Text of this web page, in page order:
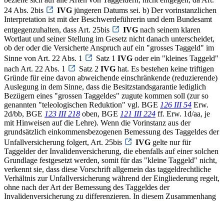
24 Abs. 2bis
IVG jüngeren Datums sei. b) Der vorinstanzlichen
Interpretation ist mit der Beschwerdeführerin und dem Bundesamt
entgegenzuhalten, dass Art. 25bis
IVG nach seinem klaren
Wortlaut und seiner Stellung im Gesetz nicht danach unterscheidet,
ob der oder die Versicherte Anspruch auf ein "grosses Taggeld" im
Sinne von Art. 22 Abs. 1
Satz 1 IVG oder ein "kleines Taggeld"
nach Art. 22 Abs. 1
Satz 2 IVG hat. Es bestehen keine triftigen
Gründe für eine davon abweichende einschränkende (reduzierende)
Auslegung in dem Sinne, dass die Besitzstandsgarantie lediglich
Bezügern eines "grossen Taggeldes" zugute kommen soll (zur so
genannten "teleologischen Reduktion" vgl. BGE 126 III 54 Erw.
2d/bb, BGE 123 III 218 oben, BGE 121 III 224 ff. Erw. 1d/aa, je
mit Hinweisen auf die Lehre). Wenn die Vorinstanz aus der
grundsätzlich einkommensbezogenen Bemessung des Taggeldes der
Unfallversicherung folgert, Art. 25bis
IVG gelte nur für
Taggelder der Invalidenversicherung, die ebenfalls auf einer solchen
Grundlage festgesetzt werden, somit für das "kleine Taggeld" nicht,
verkennt sie, dass diese Vorschrift allgemein das taggeldrechtliche
Verhältnis zur Unfallversicherung während der Eingliederung regelt,
ohne nach der Art der Bemessung des Taggeldes der
Invalidenversicherung zu differenzieren. In diesem Zusammenhang